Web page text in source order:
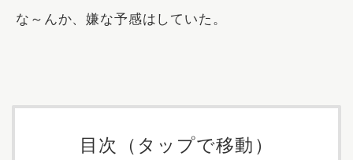
な～んか、嫌な予感はしていた。
目次（タップで移動）